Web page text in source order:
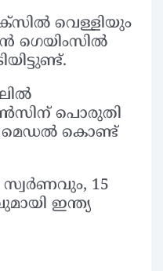
വെള്ളിയും
ഗെയിംസിൽ
പൊരുതി
മെഡൽ കൊണ്ട്
15
ഇന്ത്യ